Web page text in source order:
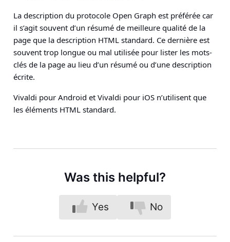
La description du protocole Open Graph est préférée car
il s’agit souvent d’un résumé de meilleure qualité de la
page que la description HTML standard. Ce dernière est
souvent trop longue ou mal utilisée pour lister les mots-
clés de la page au lieu d’un résumé ou d’une description
écrite.
Vivaldi pour Android et Vivaldi pour iOS n’utilisent que
les éléments HTML standard.
Was this helpful?
Yes No